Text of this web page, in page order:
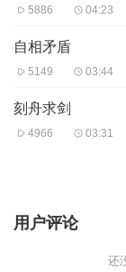
5886 04:23
自相矛盾
5149 03:44
刻舟求剑
4966 03:31
用户评论
还